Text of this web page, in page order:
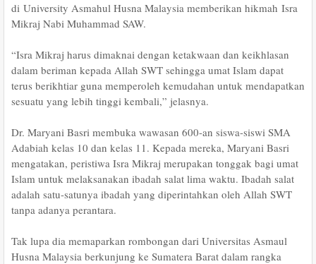
di University Asmahul Husna Malaysia memberikan hikmah Isra
Mikraj Nabi Muhammad SAW.
“Isra Mikraj harus dimaknai dengan ketakwaan dan keikhlasan
dalam beriman kepada Allah SWT sehingga umat Islam dapat
terus berikhtiar guna memperoleh kemudahan untuk mendapatkan
sesuatu yang lebih tinggi kembali,” jelasnya.
Dr. Maryani Basri membuka wawasan 600-an siswa-siswi SMA
Adabiah kelas 10 dan kelas 11. Kepada mereka, Maryani Basri
mengatakan, peristiwa Isra Mikraj merupakan tonggak bagi umat
Islam untuk melaksanakan ibadah salat lima waktu. Ibadah salat
adalah satu-satunya ibadah yang diperintahkan oleh Allah SWT
tanpa adanya perantara.
Tak lupa dia memaparkan rombongan dari Universitas Asmaul
Husna Malaysia berkunjung ke Sumatera Barat dalam rangka